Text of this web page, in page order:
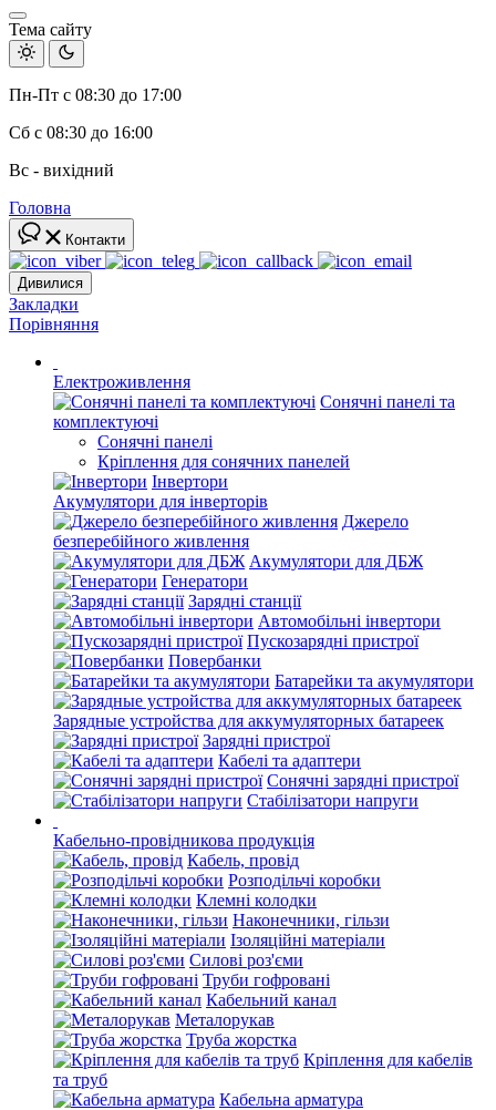
Тема сайту
Пн-Пт с 08:30 до 17:00
Сб с 08:30 до 16:00
Вс - вихідний
Головна
Контакти
Дивилися
Закладки
Порівняння
Електроживлення
Сонячні панелі та
комплектуючі
Сонячні панелі
Кріплення для сонячних панелей
Інвертори
Акумулятори для інверторів
Джерело
безперебійного живлення
Акумулятори для ДБЖ
Генератори
Зарядні станції
Автомобільні інвертори
Пускозарядні пристрої
Повербанки
Батарейки та акумулятори
Зарядные устройства для аккумуляторных батареек
Зарядні пристрої
Кабелі та адаптери
Сонячні зарядні пристрої
Стабілізатори напруги
Кабельно-провідникова продукція
Кабель, провід
Розподільчі коробки
Клемні колодки
Наконечники, гільзи
Ізоляційні матеріали
Силові роз'єми
Труби гофровані
Кабельний канал
Металорукав
Труба жорстка
Кріплення для кабелів
та труб
Кабельна арматура